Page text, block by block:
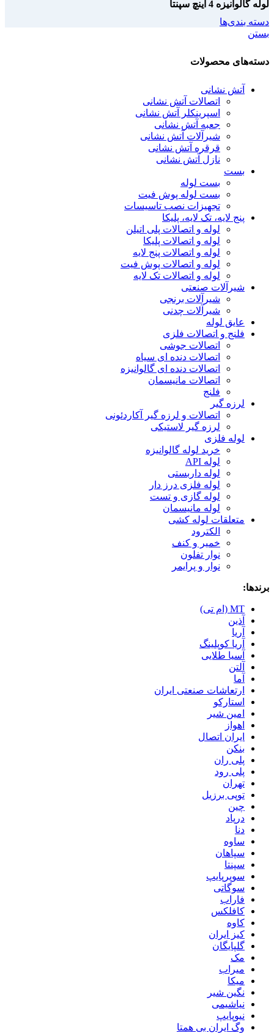
لوله گالوانیزه 4 اینچ سپنتا
دسته بندی‌ها
بستن
دسته‌های محصولات
آتش نشانی
اتصالات آتش نشانی
اسپرینکلر آتش نشانی
جعبه آتش نشانی
شیرآلات آتش نشانی
قرقره آتش نشانی
نازل آتش نشانی
بست
بست لوله
بست لوله پوش فیت
تجهیزات نصب تاسیسات
پنج لایه، تک لایه، پلیکا
لوله و اتصالات پلی اتیلن
لوله و اتصالات پلیکا
لوله و اتصالات پنج لایه
لوله و اتصالات پوش فیت
لوله و اتصالات تک لایه
شیرآلات صنعتی
شیرآلات برنجی
شیرآلات چدنی
عایق لوله
فلنج و اتصالات فلزی
اتصالات جوشی
اتصالات دنده ای سیاه
اتصالات دنده ای گالوانیزه
اتصالات مانیسمان
فلنج
لرزه گیر
اتصالات و لرزه گیر آکاردئونی
لرزه گیر لاستیکی
لوله فلزی
خرید لوله گالوانیزه
لوله API
لوله داربستی
لوله فلزی درز دار
لوله گازی و تست
لوله مانیسمان
متعلقات لوله کشی
الکترود
خمیر و کنف
نوار تفلون
نوار و پرایمر
برندها:
MT (ام تی)
آذین
آریا
آریا کوپلینگ
آسیا طلایی
آلتن
آما
ارتعاشات صنعتی ایران
استارکو
امین شیر
اهواز
ایران اتصال
بنکن
پلی ران
پلی رود
تهران
توپی برزیل
چین
درپاد
دنا
ساوه
سپاهان
سپنتا
سوپرپایپ
سوگاتی
فاراب
کافلکس
کاوه
کیز ایران
گلپایگان
مک
میراب
میکا
نگین شیر
نیاشیمی
نیوپایپ
وگ ایران بی همتا